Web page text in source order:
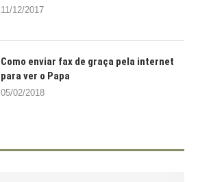
11/12/2017
Como enviar fax de graça pela internet
para ver o Papa
05/02/2018